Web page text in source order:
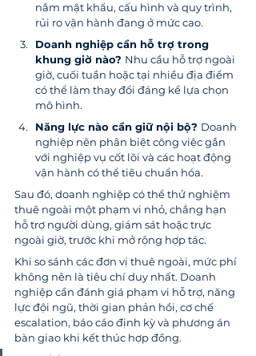
nắm mật khẩu, cấu hình và quy trình,
rủi ro vận hành đang ở mức cao.
Doanh nghiệp cần hỗ trợ trong
khung giờ nào? Nhu cầu hỗ trợ ngoài
giờ, cuối tuần hoặc tại nhiều địa điểm
có thể làm thay đổi đáng kể lựa chọn
mô hình.
Năng lực nào cần giữ nội bộ? Doanh
nghiệp nên phân biệt công việc gắn
với nghiệp vụ cốt lõi và các hoạt động
vận hành có thể tiêu chuẩn hóa.
Sau đó, doanh nghiệp có thể thử nghiệm
thuê ngoài một phạm vi nhỏ, chẳng hạn
hỗ trợ người dùng, giám sát hoặc trực
ngoài giờ, trước khi mở rộng hợp tác.
Khi so sánh các đơn vị thuê ngoài, mức phí
không nên là tiêu chí duy nhất. Doanh
nghiệp cần đánh giá phạm vi hỗ trợ, năng
lực đội ngũ, thời gian phản hồi, cơ chế
escalation, báo cáo định kỳ và phương án
bàn giao khi kết thúc hợp đồng.